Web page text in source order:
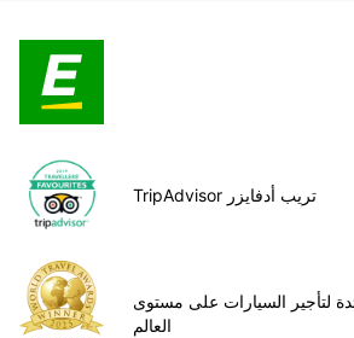
TripAdvisor تريب أدفايزر
لتأجير السيارات على مستوى
العالم